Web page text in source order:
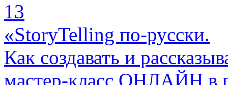
13
«StoryTelling по-русски.
Как создавать и
мастер-класс ОНЛАЙН в